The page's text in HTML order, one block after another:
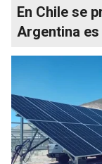
En Chile se
Argentina es